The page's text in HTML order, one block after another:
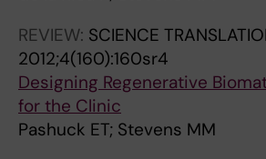
REVIEW: SCIENCE
2012;4(160):160sr4
Designing Regenerative
for the Clinic
Pashuck ET; Stevens MM